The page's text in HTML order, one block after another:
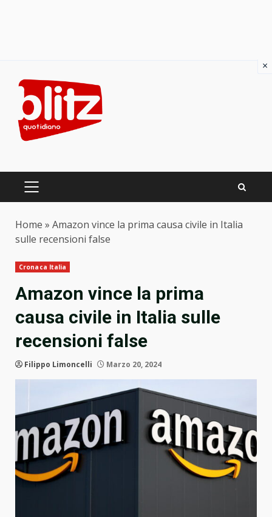
content
PRIMARY
Home » Amazon vince la prima causa civile in Italia
sulle recensioni false
Cronaca Italia
Amazon vince la prima
causa civile in Italia sulle
recensioni false
Filippo Limoncelli Marzo 20, 2024
×